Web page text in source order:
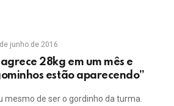
junho de 2016
28kg em um mês e
estão aparecendo”
mesmo de ser o gordinho da turma.